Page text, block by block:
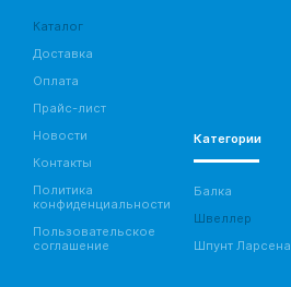
Каталог
Доставка
Оплата
Прайс-лист
Новости
Контакты
Политика
конфиденциальности
Пользовательское
соглашение
Категории
Балка
Швеллер
Шпунт Ларсена